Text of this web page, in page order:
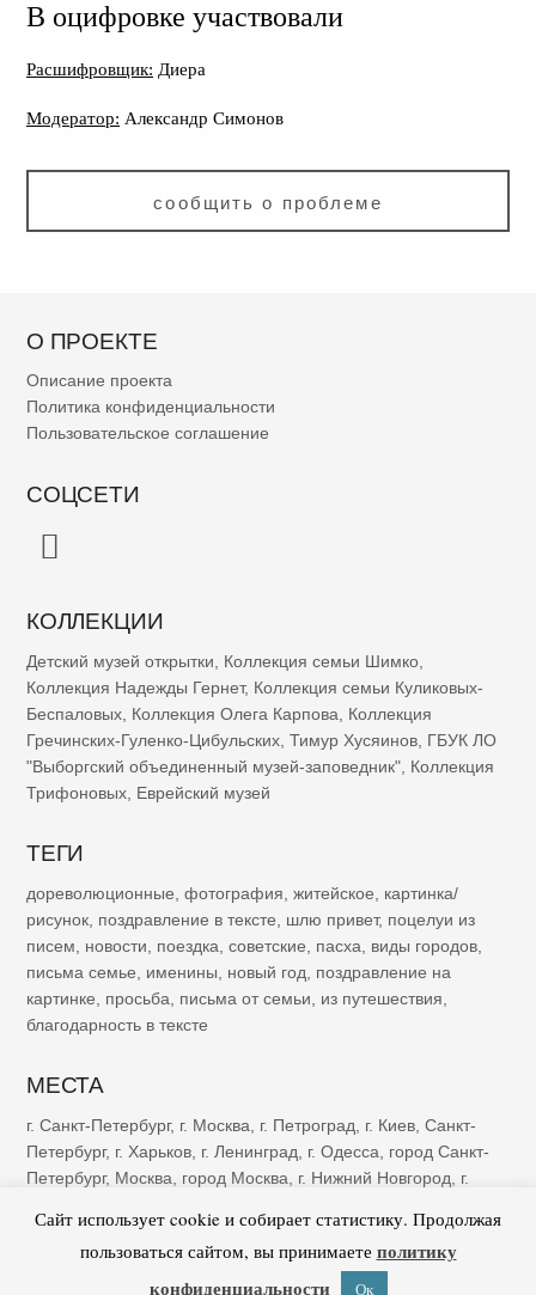
В оцифровке участвовали
Расшифровщик: Диера
Модератор: Александр Симонов
сообщить о проблеме
О ПРОЕКТЕ
Описание проекта
Политика конфиденциальности
Пользовательское соглашение
СОЦСЕТИ
КОЛЛЕКЦИИ
Детский музей открытки Коллекция семьи Шимко
Коллекция Надежды Гернет, Коллекция семьи Куликовых-
Беспаловых Коллекция Олега Карпова
Коллекция
Гречинских-Гуленко-Цибульских Тимур Хусяинов ГБУК ЛО
"Выборгский объединенный музей-заповедник" Коллекция
Трифоновых Еврейский музей
ТЕГИ
дореволюционные фотография житейское
картинка/
рисунок поздравление в тексте шлю привет, поцелуи из
писем
новости поездка советские пасха виды городов
письма семье
именины новый год
поздравление на
картинке
просьба письма от семьи из путешествия
благодарность в тексте
МЕСТА
г. Санкт-Петербург, г. Москва г. Петроград г. Киев Санкт-
Петербург, г. Харьков г. Ленинград г. Одесса
город Санкт-
Петербург, Москва город Москва г. Нижний Новгород
г.
Тифлис,г. Ростов-на-Дону
Сайт использует cookie и собирает статистику. Продолжая
пользоваться сайтом, вы принимаете политику
конфиденциальности
Ок